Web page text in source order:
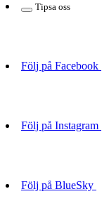
Tipsa oss
Följ på Facebook
Följ på Instagram
Följ på BlueSky